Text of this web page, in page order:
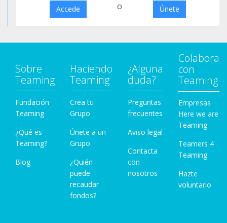
Accede o Únete
Sobre
Teaming
Fundación
Teaming
¿Qué es
Teaming?
Blog
Haciendo
Teaming
Crea tu
Grupo
Únete a un
Grupo
¿Quién
puede
recaudar
fondos?
¿Alguna
duda?
Preguntas
frecuentes
Aviso legal
Contacta
con
nosotros
Colabora
con
Teaming
Empresas
Here we are
Teaming
Teamers 4
Teaming
Hazte
voluntario